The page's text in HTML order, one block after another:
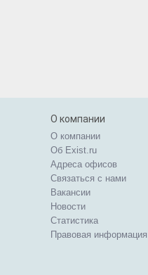
О компании
О компании
Об Exist.ru
Адреса офисов
Связаться с нами
Вакансии
Новости
Статистика
Правовая информация